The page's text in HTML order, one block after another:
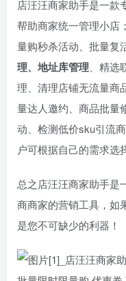
店汪汪商家助手是一款
帮助商家统一管理小店
量购秒杀活动、批量复
理、地址库管理、精选
理、清理店铺无流量商
量达人邀约、商品批量
动、检测低价sku引流
户可根据自己的需求选
总之店汪汪商家助手是
商商家的营销工具，如
是您不可缺少的利器！